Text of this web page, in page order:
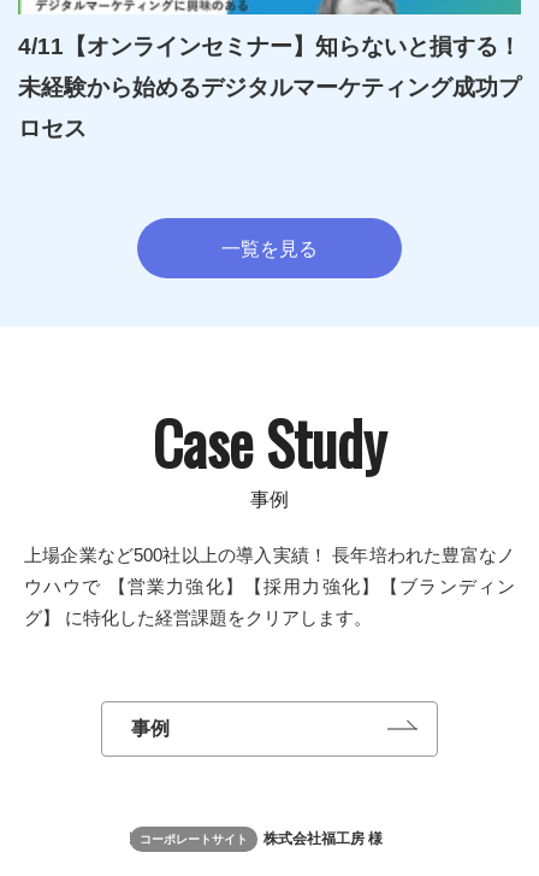
4/11【オンラインセミナー】知らないと損する！
未経験から始めるデジタルマーケティング成功プ
ロセス
一覧を見る
Case Study
上場企業など500社以上の導入実績！
長年培われた豊富なノ
ウハウで
【営業力強化】【採用力強化】【ブランディン
グ】
に特化した経営課題をクリアします。
事例
コーポレートサイト 静興茶業株式会社 様